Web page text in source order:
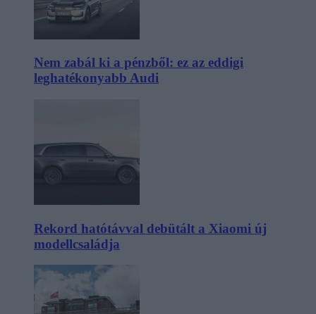
Nem zabál ki a pénzből: ez az eddigi
leghatékonyabb Audi
Rekord hatótávval debütált a Xiaomi új
modellcsaládja